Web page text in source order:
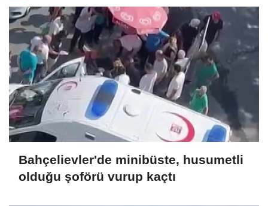
Bahçelievler'de minibüste, husumetli
olduğu şoförü vurup kaçtı